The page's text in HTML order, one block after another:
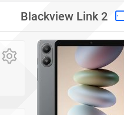
Blackview Link 2